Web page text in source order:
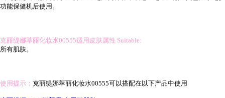
功能保健机后使用。
克丽缇娜萃丽化妆水00555适用皮肤属性 Suitable:
所有肌肤。
使用提示： 克丽缇娜萃丽化妆水00555可以搭配在以下产品中使用